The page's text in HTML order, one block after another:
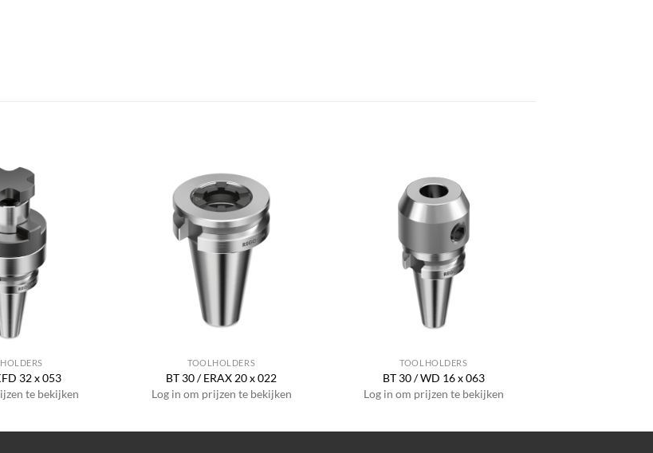
32 x 053
te bekijken
TOOLHOLDERS
BT 30 / ERAX 20 x 022
Log in om prijzen te bekijken
TOOLHOLDERS
BT 30 / WD 16 x 063
Log in om prijzen te bekijken